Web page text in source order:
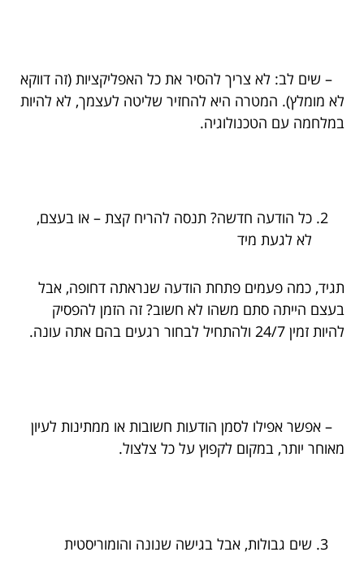
– שים לב: לא צריך להסיר את כל האפליקציות (זה דווקא
לא מומלץ). המטרה היא להחזיר שליטה לעצמך, לא להיות
במלחמה עם הטכנולוגיה.
כל הודעה חדשה? תנסה להריח קצת – או בעצם,
לא לגעת מיד
תגיד, כמה פעמים פתחת הודעה שנראתה דחופה, אבל
בעצם הייתה סתם משהו לא חשוב? זה הזמן להפסיק
להיות זמין 24/7 ולהתחיל לבחור רגעים בהם אתה עונה.
– אפשר אפילו לסמן הודעות חשובות או ממתינות לעיון
מאוחר יותר, במקום לקפוץ על כל צלצול.
שים גבולות, אבל בגישה שנונה והומוריסטית